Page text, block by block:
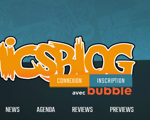
CONNEXION INSCRIPTION
NEWS AGENDA REVIEWS PREVIEWS